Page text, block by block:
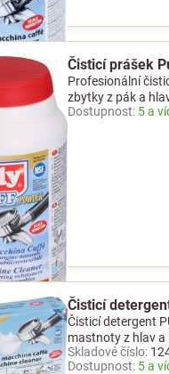
Čisticí prášek
Profesionální
zbytky z pák a
Dostupnost: 5 a
Čisticí
Čisticí detergent
mastnoty z hlav
Skladové číslo:
Dostupnost: 5 a